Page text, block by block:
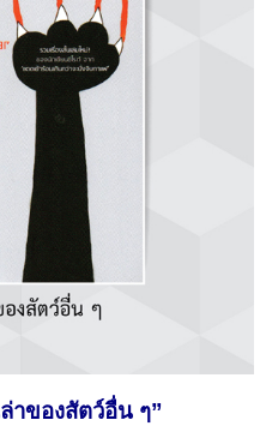
าของสัตว์อื่น ๆ”